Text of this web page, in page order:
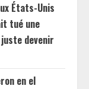
États-Unis
tué une
devenir
en el